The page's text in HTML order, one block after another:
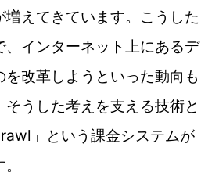
増えてきています。こうした
、インターネット上にあるデ
改革しようといった動向も
うした考えを支える技術と
」という課金システムが